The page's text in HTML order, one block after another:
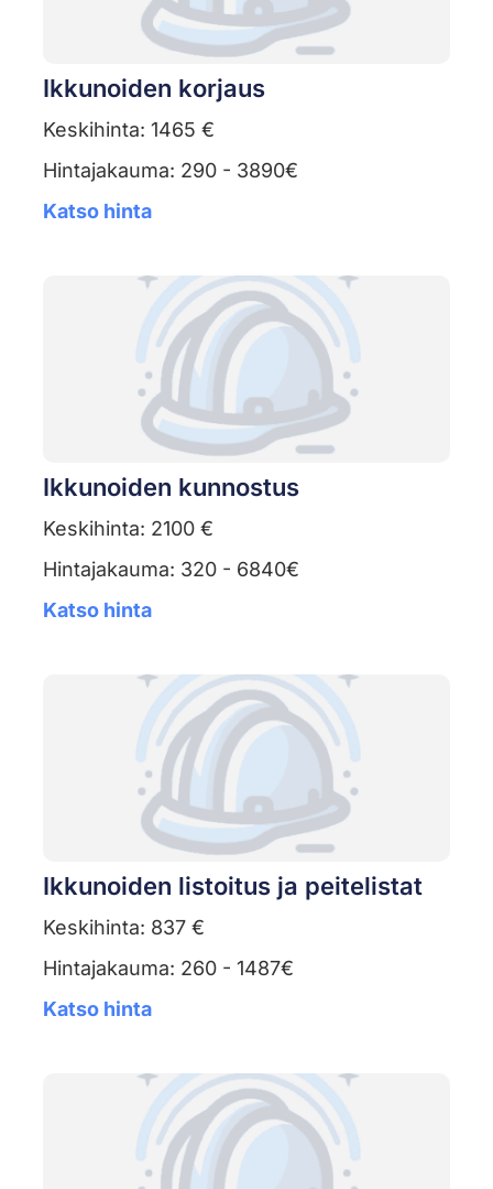
Ikkunoiden korjaus
Keskihinta: 1465 €
Hintajakauma: 290 - 3890€
Katso hinta
Ikkunoiden kunnostus
Keskihinta: 2100 €
Hintajakauma: 320 - 6840€
Katso hinta
Ikkunoiden listoitus ja peitelistat
Keskihinta: 837 €
Hintajakauma: 260 - 1487€
Katso hinta